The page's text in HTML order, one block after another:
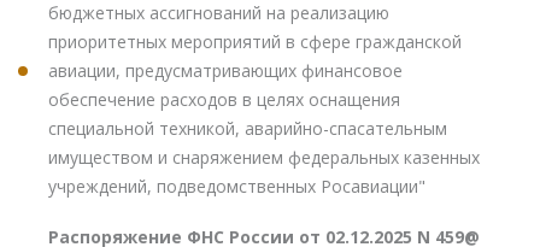
бюджетных ассигнований на реализацию
приоритетных мероприятий в сфере гражданской
авиации, предусматривающих финансовое
обеспечение расходов в целях оснащения
специальной техникой, аварийно-спасательным
имуществом и снаряжением федеральных казенных
учреждений, подведомственных Росавиации"
Распоряжение ФНС России от 02.12.2025 N 459@